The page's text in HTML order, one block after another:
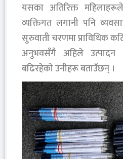
यसका अतिरिक्त
व्यक्तिगत लगानी पनि
सुरुवाती चरणमा प्राविधिक
अनुभवसँगै अहिले उत्पादन
बढिरहेको उनीहरू बताउँछन् ।